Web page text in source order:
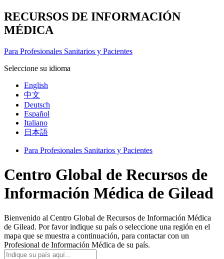
RECURSOS DE INFORMACIÓN
MÉDICA
Para Profesionales Sanitarios y Pacientes
Seleccione su idioma
English
中文
Deutsch
Español
Italiano
日本語
Para Profesionales Sanitarios y Pacientes
Centro Global de Recursos de
Información Médica de Gilead
Bienvenido al Centro Global de Recursos de Información Médica
de Gilead. Por favor indique su país o seleccione una región en el
mapa que se muestra a continuación, para contactar con un
Profesional de Información Médica de su país.